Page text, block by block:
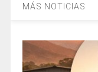
MÁS NOTICIAS